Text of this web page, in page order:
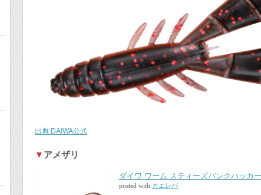
出典:DAIWA公式
▼アメザリ
ダイワ ワーム スティーズバンクハッカ
posted with カエレバ